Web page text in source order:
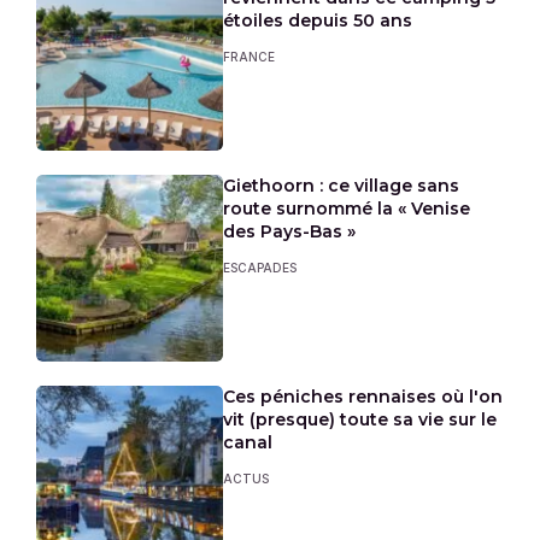
étoiles depuis 50 ans
FRANCE
Giethoorn : ce village sans
route surnommé la « Venise
des Pays-Bas »
ESCAPADES
Ces péniches rennaises où l'on
vit (presque) toute sa vie sur le
canal
ACTUS